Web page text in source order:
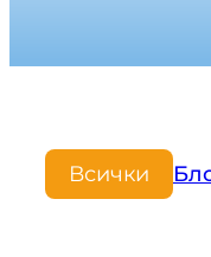
Всички